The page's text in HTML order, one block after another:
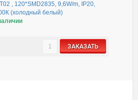
, 120*SMD2835, 9,6W/m, IP20,
(холодный белый)
ЗАКАЗАТЬ